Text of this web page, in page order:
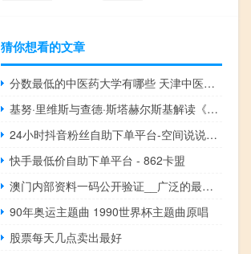
猜你想看的文章
分数最低的中医药大学有哪些 天津中医药大学分数线
基努·里维斯与查德·斯塔赫尔斯基解读《疾速追杀4》的意外结局
24小时抖音粉丝自助下单平台-空间说说赞10个
快手最低价自助下单平台 - 862卡盟
澳门内部资料一码公开验证__广泛的最佳解答-1843.WIN.126
90年奥运主题曲 1990世界杯主题曲原唱
股票每天几点卖出最好